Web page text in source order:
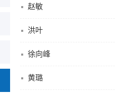
赵敏
洪叶
徐向峰
黄璐